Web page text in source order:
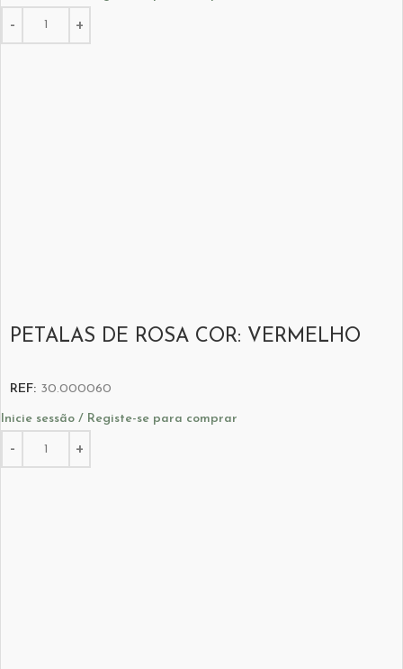
PETALAS DE ROSA COR: VERMELHO
REF: 30.000060
Inicie sessão / Registe-se para comprar